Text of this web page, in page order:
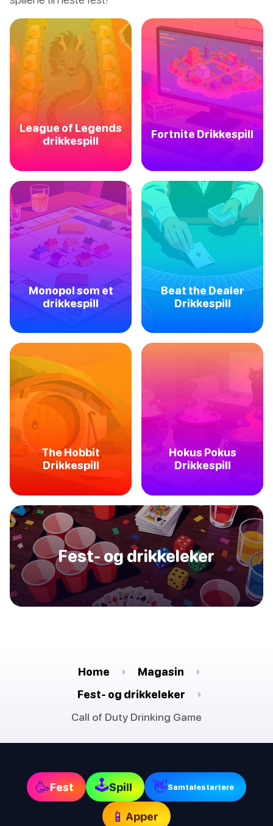
League of Legends
drikkespill
Fortnite Drikkespill
Monopol som et
drikkespill
Beat the Dealer
Drikkespill
The Hobbit
Drikkespill
Hokus Pokus
Drikkespill
Fest- og drikkeleker
Home
Magasin
Fest- og drikkeleker
Call of Duty Drinking Game
🥳Fest 🕹Spill 👋Samtalestartere
📱 Apper